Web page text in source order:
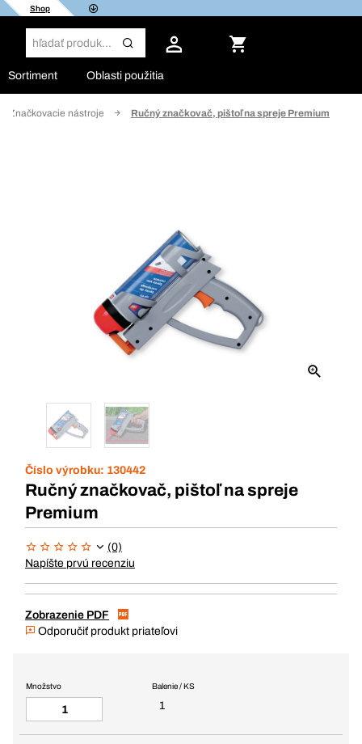
Shop
Sortiment Oblasti použitia
Značkovacie nástroje Ručný značkovač, pištoľ na spreje Premium
Číslo výrobku: 130442
Ručný značkovač, pištoľ na spreje
Premium
(0)
Napíšte prvú recenziu
Zobrazenie PDF
Odporučiť produkt priateľovi
Balenie / KS
1
Množstvo